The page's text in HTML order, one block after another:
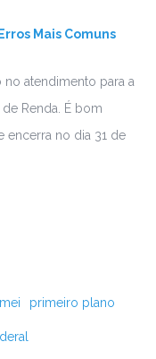
Mais Comuns
atendimento para a
Renda. É bom
encerra no dia 31 de
mei primeiro plano